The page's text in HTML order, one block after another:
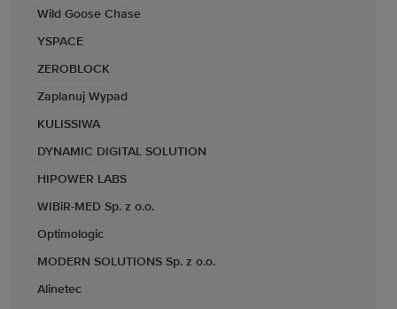
Wild Goose Chase
YSPACE
ZEROBLOCK
Zaplanuj Wypad
KULISSIWA
DYNAMIC DIGITAL SOLUTION
HIPOWER LABS
WIBiR-MED Sp. z o.o.
Optimologic
MODERN SOLUTIONS Sp. z o.o.
Alinetec